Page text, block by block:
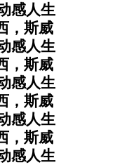
感人生
，斯威
感人生
，斯威
感人生
，斯威
感人生
，斯威
感人生